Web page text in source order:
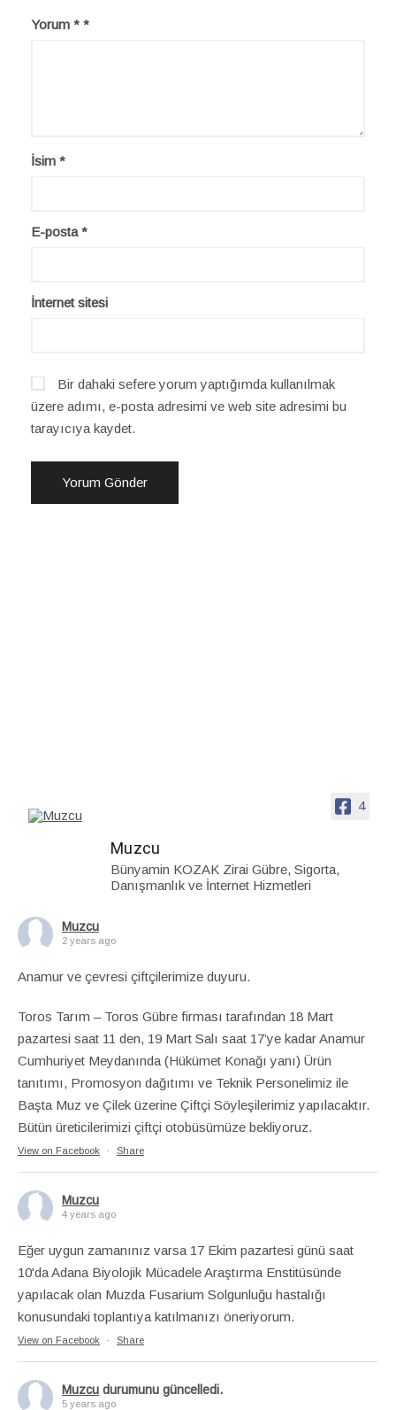
Yorum *
İsim *
E-posta*
İnternet sitesi
Bir dahaki sefere yorum yaptığımda kullanılmak
üzere adımı, e-posta adresimi ve web site adresimi bu
tarayıcıya kaydet.
4
Muzcu
Bünyamin KOZAK Zirai Gübre, Sigorta,
Danışmanlık ve İnternet Hizmetleri
Muzcu
2 years ago
Anamur ve çevresi çiftçilerimize duyuru.
Toros Tarım – Toros Gübre firması tarafından 18 Mart
pazartesi saat 11 den, 19 Mart Salı saat 17’ye kadar Anamur
Cumhuriyet Meydanında (Hükümet Konağı yanı) Ürün
tanıtımı, Promosyon dağıtımı ve Teknik Personelimiz ile
Başta Muz ve Çilek üzerine Çiftçi Söyleşilerimiz yapılacaktır.
Bütün üreticilerimizi çiftçi otobüsümüze bekliyoruz.
View on Facebook · Share
Muzcu
4 years ago
Eğer uygun zamanınız varsa 17 Ekim pazartesi günü saat
10'da Adana Biyolojik Mücadele Araştırma Enstitüsünde
yapılacak olan Muzda Fusarium Solgunluğu hastalığı
konusundaki toplantıya katılmanızı öneriyorum.
View on Facebook · Share
Muzcu durumunu güncelledi.
5 years ago